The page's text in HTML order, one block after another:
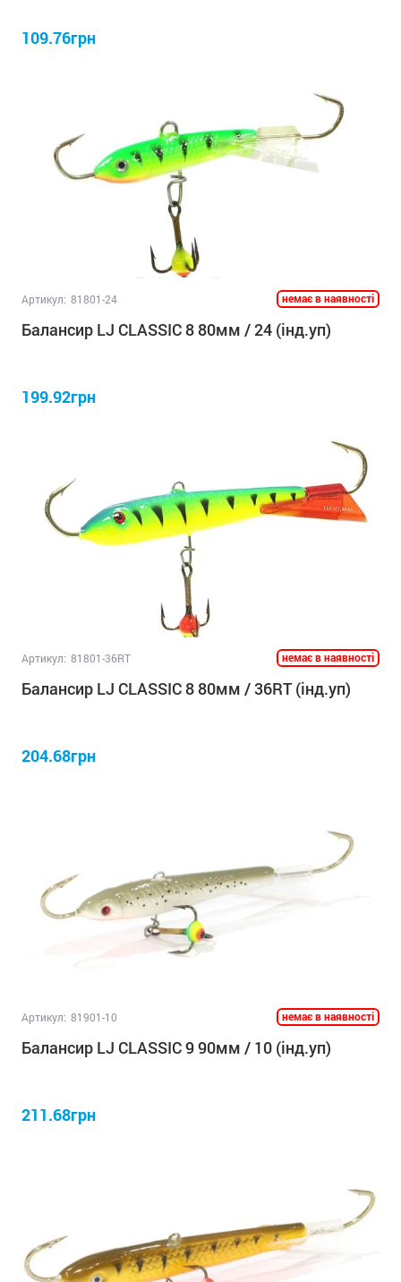
109.76грн
Артикул: 81801-24 немає в наявності
Балансир LJ CLASSIC 8 80мм / 24 (інд.уп)
199.92грн
Артикул: 81801-36RT немає в наявності
Балансир LJ CLASSIC 8 80мм / 36RT (інд.уп)
204.68грн
Артикул: 81901-10 немає в наявності
Балансир LJ CLASSIC 9 90мм / 10 (інд.уп)
211.68грн